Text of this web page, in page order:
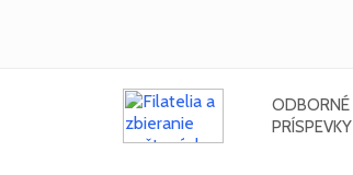
ODBORNÉ
PRÍSPEVKY